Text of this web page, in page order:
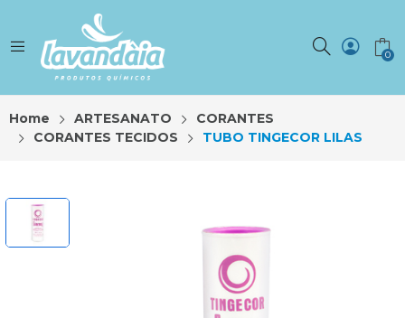
0
Home ARTESANATO
CORANTES
CORANTES TECIDOS
TUBO TINGECOR LILAS